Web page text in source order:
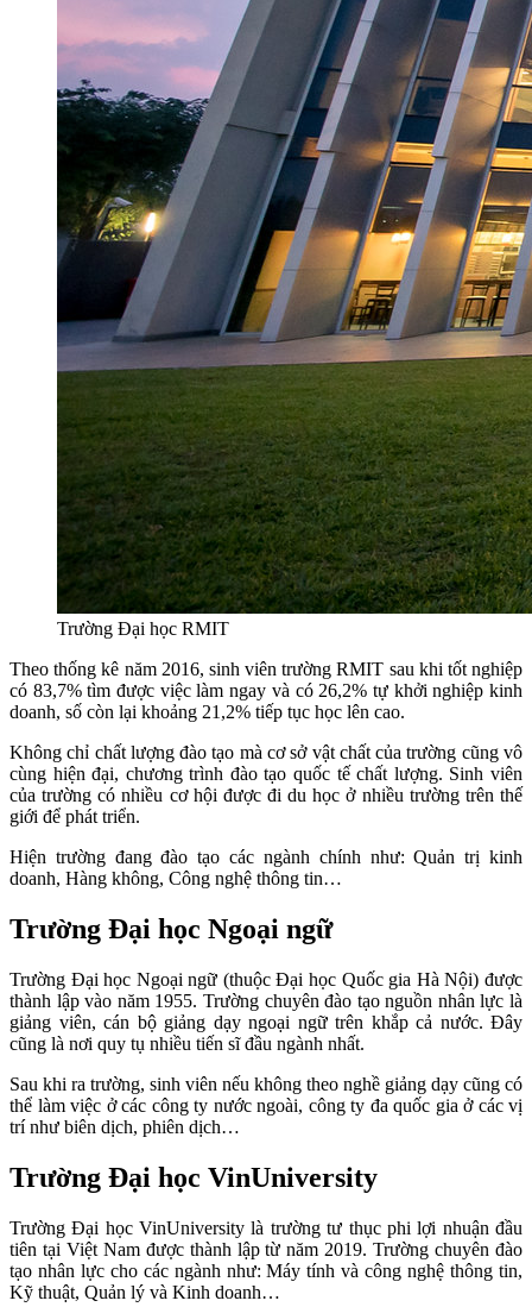
Trường Đại học RMIT
Theo thống kê năm 2016, sinh viên trường RMIT sau khi tốt nghiệp
có 83,7% tìm được việc làm ngay và có 26,2% tự khởi nghiệp kinh
doanh, số còn lại khoảng 21,2% tiếp tục học lên cao.
Không chỉ chất lượng đào tạo mà cơ sở vật chất của trường cũng vô
cùng hiện đại, chương trình đào tạo quốc tế chất lượng. Sinh viên
của trường có nhiều cơ hội được đi du học ở nhiều trường trên thế
giới để phát triển.
Hiện trường đang đào tạo các ngành chính như: Quản trị kinh
doanh, Hàng không, Công nghệ thông tin…
Trường Đại học Ngoại ngữ
Trường Đại học Ngoại ngữ (thuộc Đại học Quốc gia Hà Nội) được
thành lập vào năm 1955. Trường chuyên đào tạo nguồn nhân lực là
giảng viên, cán bộ giảng dạy ngoại ngữ trên khắp cả nước. Đây
cũng là nơi quy tụ nhiều tiến sĩ đầu ngành nhất.
Sau khi ra trường, sinh viên nếu không theo nghề giảng dạy cũng có
thể làm việc ở các công ty nước ngoài, công ty đa quốc gia ở các vị
trí như biên dịch, phiên dịch…
Trường Đại học VinUniversity
Trường Đại học VinUniversity là trường tư thục phi lợi nhuận đầu
tiên tại Việt Nam được thành lập từ năm 2019. Trường chuyên đào
tạo nhân lực cho các ngành như: Máy tính và công nghệ thông tin,
Kỹ thuật, Quản lý và Kinh doanh…